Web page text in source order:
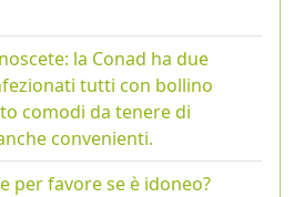
la Conad ha due
tutti con bollino
comodi da tenere di
convenienti.
per favore se è idoneo?